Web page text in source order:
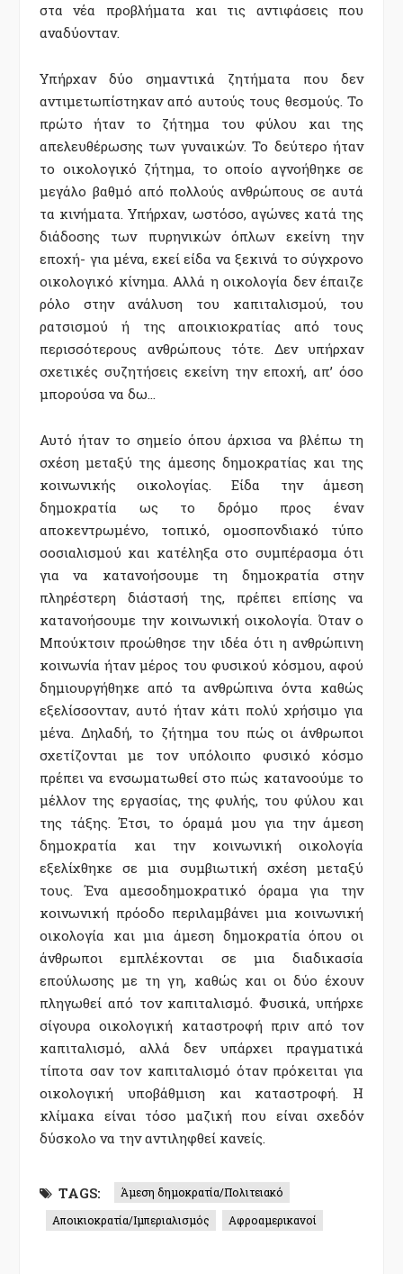
στα νέα προβλήματα και τις αντιφάσεις που
αναδύονταν.
Υπήρχαν δύο σημαντικά ζητήματα που δεν
αντιμετωπίστηκαν από αυτούς τους θεσμούς. Το
πρώτο ήταν το ζήτημα του φύλου και της
απελευθέρωσης των γυναικών. Το δεύτερο ήταν
το οικολογικό ζήτημα, το οποίο αγνοήθηκε σε
μεγάλο βαθμό από πολλούς ανθρώπους σε αυτά
τα κινήματα. Υπήρχαν, ωστόσο, αγώνες κατά της
διάδοσης των πυρηνικών όπλων εκείνη την
εποχή- για μένα, εκεί είδα να ξεκινά το σύγχρονο
οικολογικό κίνημα. Αλλά η οικολογία δεν έπαιζε
ρόλο στην ανάλυση του καπιταλισμού, του
ρατσισμού ή της αποικιοκρατίας από τους
περισσότερους ανθρώπους τότε. Δεν υπήρχαν
σχετικές συζητήσεις εκείνη την εποχή, απ’ όσο
μπορούσα να δω…
Αυτό ήταν το σημείο όπου άρχισα να βλέπω τη
σχέση μεταξύ της άμεσης δημοκρατίας και της
κοινωνικής οικολογίας. Είδα την άμεση
δημοκρατία ως το δρόμο προς έναν
αποκεντρωμένο, τοπικό, ομοσπονδιακό τύπο
σοσιαλισμού και κατέληξα στο συμπέρασμα ότι
για να κατανοήσουμε τη δημοκρατία στην
πληρέστερη διάστασή της, πρέπει επίσης να
κατανοήσουμε την κοινωνική οικολογία. Όταν ο
Μπούκτσιν προώθησε την ιδέα ότι η ανθρώπινη
κοινωνία ήταν μέρος του φυσικού κόσμου, αφού
δημιουργήθηκε από τα ανθρώπινα όντα καθώς
εξελίσσονταν, αυτό ήταν κάτι πολύ χρήσιμο για
μένα. Δηλαδή, το ζήτημα του πώς οι άνθρωποι
σχετίζονται με τον υπόλοιπο φυσικό κόσμο
πρέπει να ενσωματωθεί στο πώς κατανοούμε το
μέλλον της εργασίας, της φυλής, του φύλου και
της τάξης. Έτσι, το όραμά μου για την άμεση
δημοκρατία και την κοινωνική οικολογία
εξελίχθηκε σε μια συμβιωτική σχέση μεταξύ
τους. Ένα αμεσοδημοκρατικό όραμα για την
κοινωνική πρόοδο περιλαμβάνει μια κοινωνική
οικολογία και μια άμεση δημοκρατία όπου οι
άνθρωποι εμπλέκονται σε μια διαδικασία
επούλωσης με τη γη, καθώς και οι δύο έχουν
πληγωθεί από τον καπιταλισμό. Φυσικά, υπήρχε
σίγουρα οικολογική καταστροφή πριν από τον
καπιταλισμό, αλλά δεν υπάρχει πραγματικά
τίποτα σαν τον καπιταλισμό όταν πρόκειται για
οικολογική υποβάθμιση και καταστροφή. Η
κλίμακα είναι τόσο μαζική που είναι σχεδόν
δύσκολο να την αντιληφθεί κανείς.
TAGS:
Άμεση δημοκρατία/Πολιτειακό
Αποικιοκρατία/Ιμπεριαλισμός
Αφροαμερικανοί